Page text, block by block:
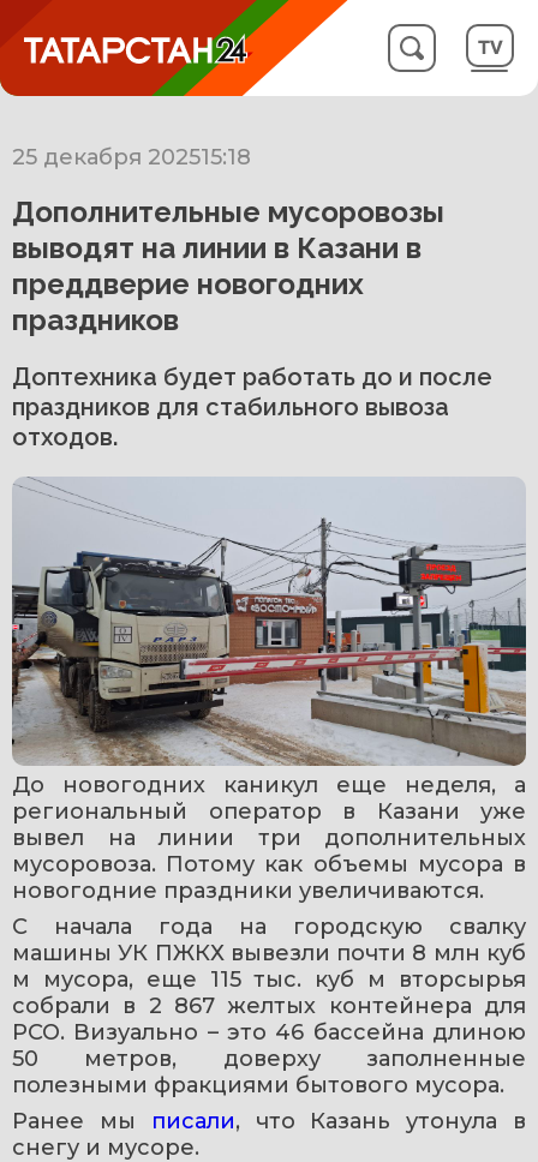
25 декабря 202515:18
Дополнительные мусоровозы
выводят на линии в Казани в
преддверие новогодних
праздников
Доптехника будет работать до и после
праздников для стабильного вывоза
отходов.
До новогодних каникул еще неделя, а
региональный оператор в Казани уже
вывел на линии три дополнительных
мусоровоза. Потому как объемы мусора в
новогодние праздники увеличиваются.
С начала года на городскую свалку
машины УК ПЖКХ вывезли почти 8 млн куб
м мусора, еще 115 тыс. куб м вторсырья
собрали в 2 867 желтых контейнера для
РСО. Визуально – это 46 бассейна длиною
50 метров, доверху заполненные
полезными фракциями бытового мусора.
Ранее мы
писали, что Казань утонула в
снегу и мусоре.